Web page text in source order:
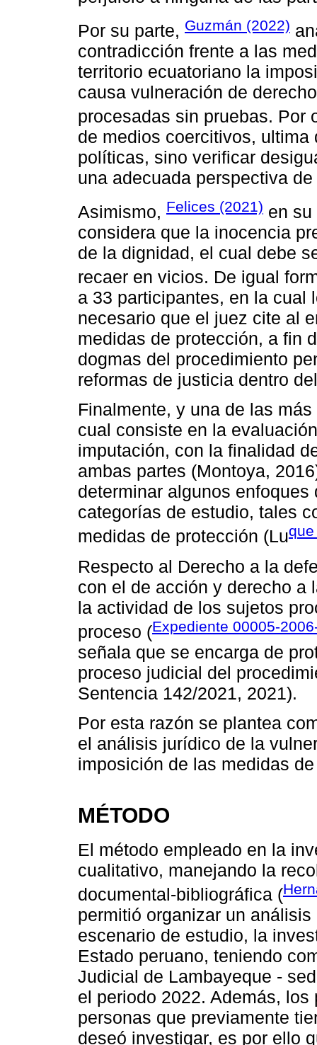
Por su parte, Guzmán (2022)
contradicción frente a las
territorio ecuatoriano la
causa vulneración de
procesadas sin pruebas. Por
de medios coercitivos,
políticas, sino verificar
una adecuada perspectiva
Asimismo, Felices (2021) en
considera que la inocencia
de la dignidad, el cual debe
recaer en vicios. De igual
a 33 participantes, en la cual
necesario que el juez cite al
medidas de protección, a fin
dogmas del procedimiento
reformas de justicia dentro
Finalmente, y una de las
cual consiste en la
imputación, con la finalidad
ambas partes (Montoya,
determinar algunos
categorías de estudio, tales
medidas de protección (Lu
Respecto al Derecho a la
con el de acción y derecho a
la actividad de los sujetos
proceso (Expediente 00005-
señala que se encarga de
proceso judicial del
Sentencia 142/2021, 2021).
Por esta razón se plantea
el análisis jurídico de la
imposición de las medidas
MÉTODO
El método empleado en la
cualitativo, manejando la
documental-bibliográfica (
permitió organizar un
escenario de estudio, la
Estado peruano, teniendo
Judicial de Lambayeque -
el periodo 2022. Además,
personas que previamente
deseó investigar, es por ello